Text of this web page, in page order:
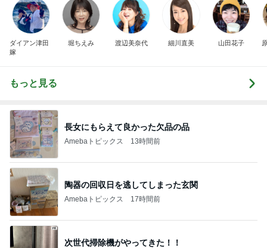
ダイアン津田
嫁
堀ちえみ 渡辺美奈代 細川直美 山田花子
もっと見る
長女にもらえて良かった欠品の品
Amebaトピックス 13時間前
陶器の回収日を逃してしまった玄関
Amebaトピックス 17時間前
次世代掃除機がやってきた！！